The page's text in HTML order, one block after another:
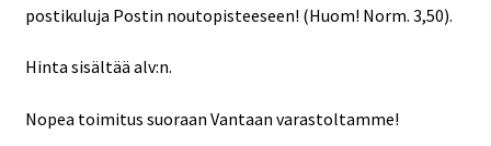
postikuluja Postin noutopisteeseen! (Huom! Norm. 3,50).
Hinta sisältää alv:n.
Nopea toimitus suoraan Vantaan varastoltamme!